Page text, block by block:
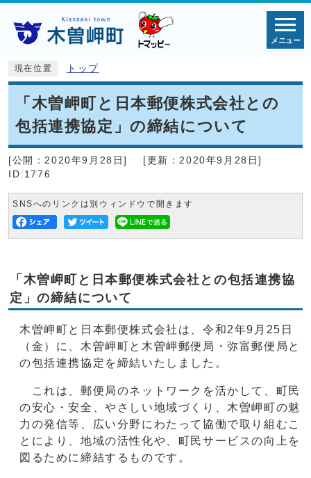
メニュー
現在位置 トップ
「木曽岬町と日本郵便株式会社との
包括連携協定」の締結について
[公開： 2020年9月28日] [更新： 2020年9月28日]
ID:1776
SNSへのリンクは別ウィンドウで開きます
「木曽岬町と日本郵便株式会社との包括連携協
定」の締結について
木曽岬町と日本郵便株式会社は、令和2年9月25日
（金）に、木曽岬町と木曽岬郵便局・弥富郵便局と
の包括連携協定を締結いたしました。
これは、郵便局のネットワークを活かして、町民
の安心・安全、やさしい地域づくり、木曽岬町の魅
力の発信等、広い分野にわたって協働で取り組むこ
とにより、地域の活性化や、町民サービスの向上を
図るために締結するものです。